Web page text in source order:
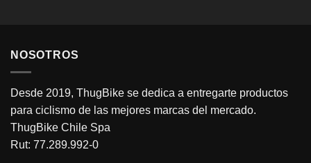
NOSOTROS
Desde 2019, ThugBike se dedica a entregarte productos
para ciclismo de las mejores marcas del mercado.
ThugBike Chile Spa
Rut: 77.289.992-0